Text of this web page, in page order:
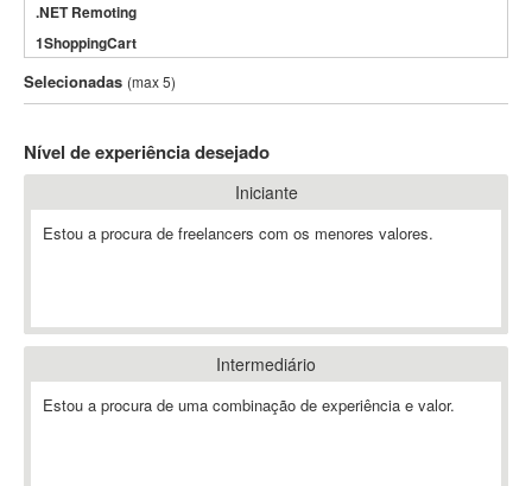
.NET Remoting
1ShoppingCart
3DS Max
3GSM
802.11
A-GPS
ABAP
Abaqus
ABBYY FineReader
Selecionadas (max 5)
Nível de experiência desejado
Iniciante
Estou a procura de freelancers com os menores valores.
Intermediário
Estou a procura de uma combinação de experiência e valor.